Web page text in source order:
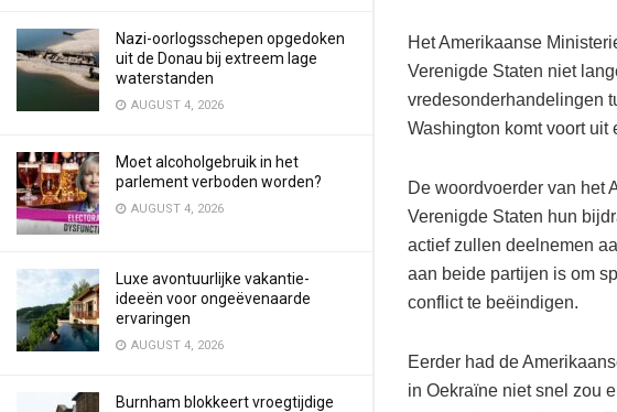
Nazi-oorlogsschepen opgedoken
uit de Donau bij extreem lage
waterstanden
AUGUST 4, 2026
Moet alcoholgebruik in het
parlement verboden worden?
AUGUST 4, 2026
Luxe avontuurlijke vakantie-
ideeën voor ongeëvenaarde
ervaringen
AUGUST 4, 2026
Burnham blokkeert vroegtijdige
Het Amerikaanse
Verenigde Staten niet
vredesonderhandelingen
Washington komt voort
De woordvoerder van het
Verenigde Staten hun
actief zullen deelnemen
aan beide partijen is om
conflict te beëindigen.
Eerder had de
in Oekraïne niet snel zou